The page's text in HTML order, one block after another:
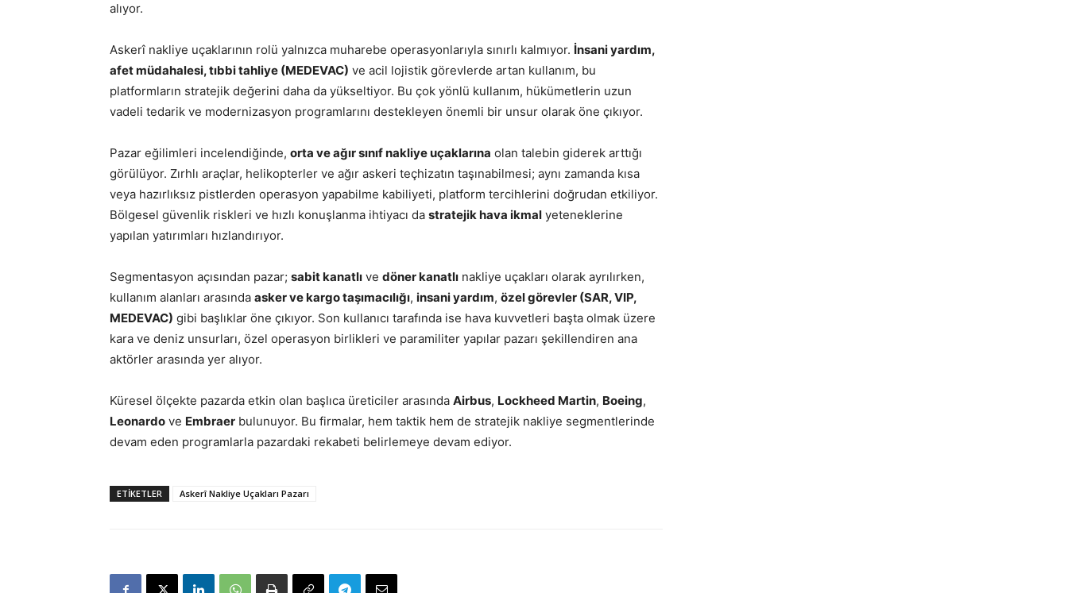
alıyor.
Askerî nakliye uçaklarının rolü yalnızca muharebe operasyonlarıyla sınırlı kalmıyor. İnsani yardım,
afet müdahalesi, tıbbi tahliye (MEDEVAC) ve acil lojistik görevlerde artan kullanım, bu
platformların stratejik değerini daha da yükseltiyor. Bu çok yönlü kullanım, hükümetlerin uzun
vadeli tedarik ve modernizasyon programlarını destekleyen önemli bir unsur olarak öne çıkıyor.
Pazar eğilimleri incelendiğinde, orta ve ağır sınıf nakliye uçaklarına olan talebin giderek arttığı
görülüyor. Zırhlı araçlar, helikopterler ve ağır askeri teçhizatın taşınabilmesi; aynı zamanda kısa
veya hazırlıksız pistlerden operasyon yapabilme kabiliyeti, platform tercihlerini doğrudan etkiliyor.
Bölgesel güvenlik riskleri ve hızlı konuşlanma ihtiyacı da stratejik hava ikmal yeteneklerine
yapılan yatırımları hızlandırıyor.
Segmentasyon açısından pazar; sabit kanatlı ve döner kanatlı nakliye uçakları olarak ayrılırken,
kullanım alanları arasında asker ve kargo taşımacılığı, insani yardım, özel görevler (SAR, VIP,
MEDEVAC) gibi başlıklar öne çıkıyor. Son kullanıcı tarafında ise hava kuvvetleri başta olmak üzere
kara ve deniz unsurları, özel operasyon birlikleri ve paramiliter yapılar pazarı şekillendiren ana
aktörler arasında yer alıyor.
Küresel ölçekte pazarda etkin olan başlıca üreticiler arasında Airbus, Lockheed Martin, Boeing,
Leonardo ve Embraer bulunuyor. Bu firmalar, hem taktik hem de stratejik nakliye segmentlerinde
devam eden programlarla pazardaki rekabeti belirlemeye devam ediyor.
ETIKETLER Askerî Nakliye Uçakları Pazarı